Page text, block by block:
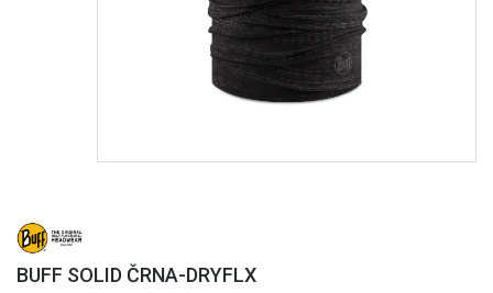
BUFF SOLID ČRNA-DRYFLX